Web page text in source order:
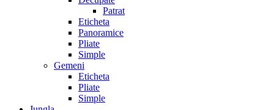
Patrat
Eticheta
Panoramice
Pliate
Simple
Gemeni
Eticheta
Pliate
Simple